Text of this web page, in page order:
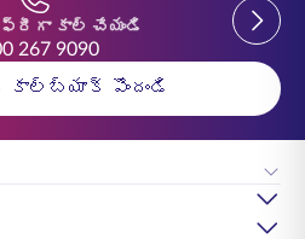
ఫ్రీగా కాల్ చేయండి
267 9090
Previous
కాల్‌బ్యాక్ పొందండి